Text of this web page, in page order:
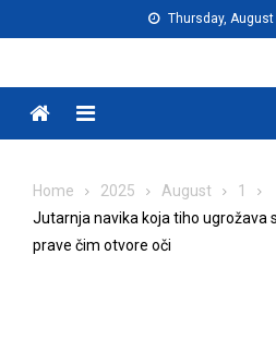
to
Thursday,
Menu
Home 2025 August
1
Jutarnja navika koja tiho ugrožava
prave čim otvore oči